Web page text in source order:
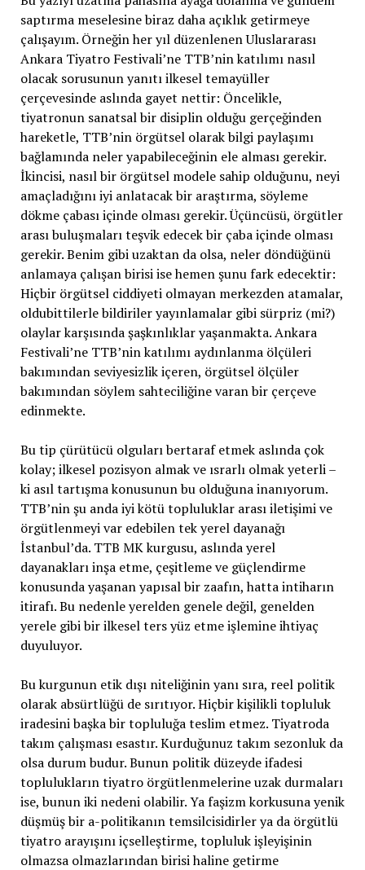
saptırma meselesine biraz daha açıklık getirmeye
çalışayım. Örneğin her yıl düzenlenen Uluslararası
Ankara Tiyatro Festivali’ne TTB’nin katılımı nasıl
olacak sorusunun yanıtı ilkesel temayüller
çerçevesinde aslında gayet nettir: Öncelikle,
tiyatronun sanatsal bir disiplin olduğu gerçeğinden
hareketle, TTB’nin örgütsel olarak bilgi paylaşımı
bağlamında neler yapabileceğinin ele alması gerekir.
İkincisi, nasıl bir örgütsel modele sahip olduğunu, neyi
amaçladığını iyi anlatacak bir araştırma, söyleme
dökme çabası içinde olması gerekir. Üçüncüsü, örgütler
arası buluşmaları teşvik edecek bir çaba içinde olması
gerekir. Benim gibi uzaktan da olsa, neler döndüğünü
anlamaya çalışan birisi ise hemen şunu fark edecektir:
Hiçbir örgütsel ciddiyeti olmayan merkezden atamalar,
oldubittilerle bildiriler yayınlamalar gibi sürpriz (mi?)
olaylar karşısında şaşkınlıklar yaşanmakta. Ankara
Festivali’ne TTB’nin katılımı aydınlanma ölçüleri
bakımından seviyesizlik içeren, örgütsel ölçüler
bakımından söylem sahteciliğine varan bir çerçeve
edinmekte.
Bu tip çürütücü olguları bertaraf etmek aslında çok
kolay; ilkesel pozisyon almak ve ısrarlı olmak yeterli –
ki asıl tartışma konusunun bu olduğuna inanıyorum.
TTB’nin şu anda iyi kötü topluluklar arası iletişimi ve
örgütlenmeyi var edebilen tek yerel dayanağı
İstanbul’da. TTB MK kurgusu, aslında yerel
dayanakları inşa etme, çeşitleme ve güçlendirme
konusunda yaşanan yapısal bir zaafın, hatta intiharın
itirafı. Bu nedenle yerelden genele değil, genelden
yerele gibi bir ilkesel ters yüz etme işlemine ihtiyaç
duyuluyor.
Bu kurgunun etik dışı niteliğinin yanı sıra, reel politik
olarak absürtlüğü de sırıtıyor. Hiçbir kişilikli topluluk
iradesini başka bir topluluğa teslim etmez. Tiyatroda
takım çalışması esastır. Kurduğunuz takım sezonluk da
olsa durum budur. Bunun politik düzeyde ifadesi
toplulukların tiyatro örgütlenmelerine uzak durmaları
ise, bunun iki nedeni olabilir. Ya faşizm korkusuna yenik
düşmüş bir a-politikanın temsilcisidirler ya da örgütlü
tiyatro arayışını içselleştirme, topluluk işleyişinin
olmazsa olmazlarından birisi haline getirme